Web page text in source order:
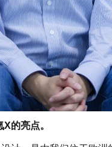
的亮点。